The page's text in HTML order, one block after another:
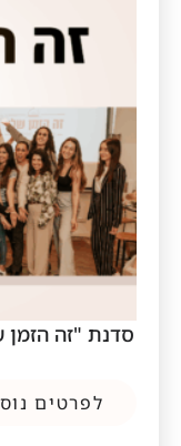
סדנת "זה הזמן
לפרטים